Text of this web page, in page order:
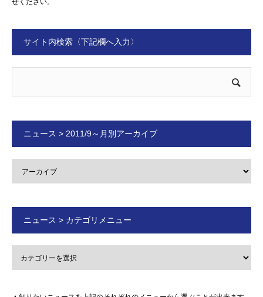
せください。
サイト内検索〈下記欄へ入力〉
ニュース > 2011/9～月別アーカイブ
ニュース > カテゴリメニュー